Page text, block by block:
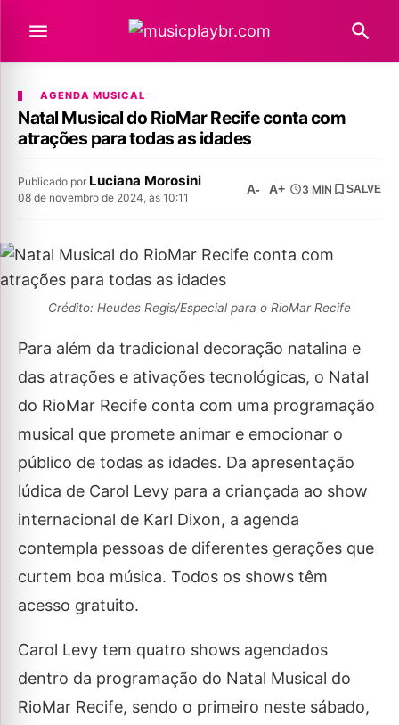
AGENDA MUSICAL
Natal Musical do RioMar Recife conta com
atrações para todas as idades
Publicado por Luciana Morosini
08 de novembro de 2024, às 10:11
A- A+ 3 MIN SALVE
Crédito: Heudes Regis/Especial para o RioMar Recife
Para além da tradicional decoração natalina e
das atrações e ativações tecnológicas, o Natal
do RioMar Recife conta com uma programação
musical que promete animar e emocionar o
público de todas as idades. Da apresentação
lúdica de Carol Levy para a criançada ao show
internacional de Karl Dixon, a agenda
contempla pessoas de diferentes gerações que
curtem boa música. Todos os shows têm
acesso gratuito.
Carol Levy tem quatro shows agendados
dentro da programação do Natal Musical do
RioMar Recife, sendo o primeiro neste sábado,